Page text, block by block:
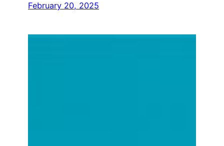
February 20, 2025